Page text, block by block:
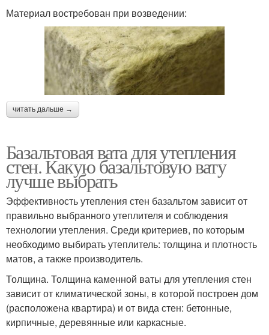
Материал востребован при возведении:
читать дальше →
Базальтовая вата для утепления
стен. Какую базальтовую вату
лучше выбрать
Эффективность утепления стен базальтом зависит от
правильно выбранного утеплителя и соблюдения
технологии утепления. Среди критериев, по которым
необходимо выбирать утеплитель: толщина и плотность
матов, а также производитель.
Толщина. Толщина каменной ваты для утепления стен
зависит от климатической зоны, в которой построен дом
(расположена квартира) и от вида стен: бетонные,
кирпичные, деревянные или каркасные.